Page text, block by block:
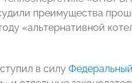
преимущества
«альтернативной
в силу